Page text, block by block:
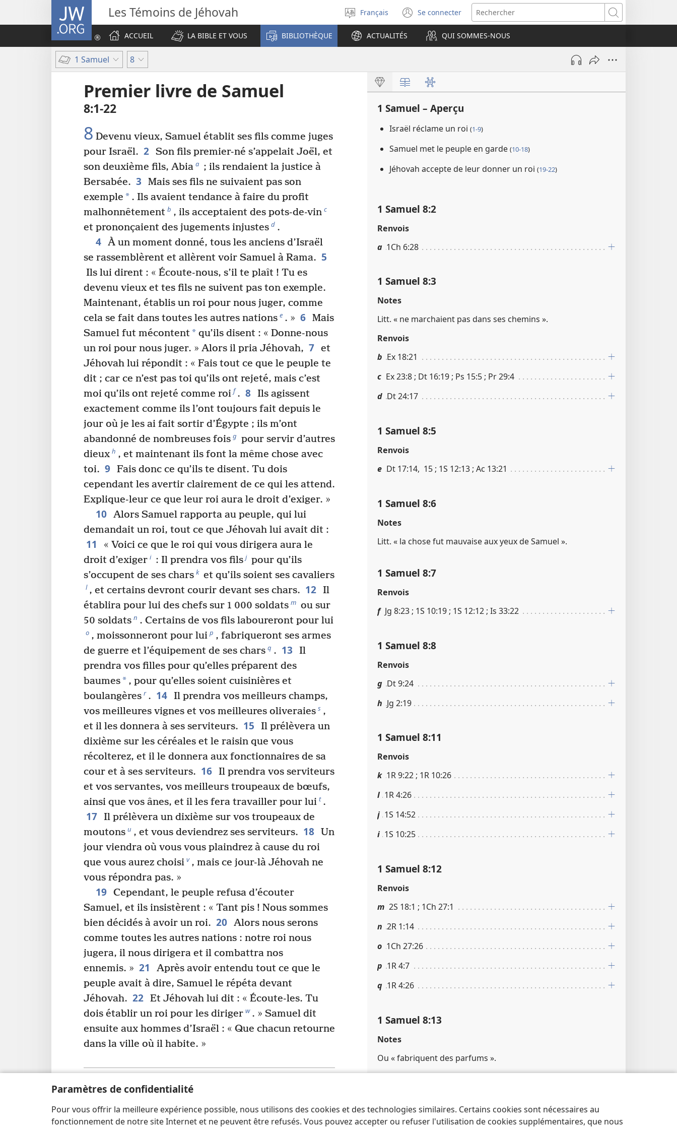
Paramètres de confidentialité
Pour vous offrir la meilleure expérience possible, nous utilisons des cookies et des technologies similaires. Certains cookies sont nécessaires au
fonctionnement de notre site Internet et ne peuvent être refusés. Vous pouvez accepter ou refuser l'utilisation de cookies supplémentaires, que nous
JW.ORG Les Témoins de Jéhovah
Sélectionner
la
langue
Français Se connecter
(ouvre
une
nouvelle
fenêtre)
Rechercher
ACCUEIL
LA BIBLE ET VOUS BIBLIOTHÈQUE ACTUALITÉS QUI SOMMES-NOUS
1 Samuel 8
Premier livre de Samuel
8​:​1-22
8 Devenu vieux, Samuel établit ses fils comme juges
pour Israël. 2 Son fils premier-né s’appelait Joël, et
son deuxième fils, Abia a ; ils rendaient la justice à
Bersabée. 3
Mais ses fils ne suivaient pas son
exemple * . Ils avaient tendance à faire du profit
malhonnêtement b , ils acceptaient des pots-de-vin c
et prononçaient des jugements injustes d .
4 À un moment donné, tous les anciens d’Israël
se rassemblèrent et allèrent voir Samuel à Rama. 5
Ils lui dirent : « Écoute-nous, s’il te plaît ! Tu es
devenu vieux et tes fils ne suivent pas ton exemple.
Maintenant, établis un roi pour nous juger, comme
cela se fait dans toutes les autres nations e . » 6 Mais
Samuel fut mécontent* qu’ils disent : « Donne-nous
un roi pour nous juger. » Alors il pria Jéhovah, 7 et
Jéhovah lui répondit : « Fais tout ce que le peuple te
dit ; car ce n’est pas toi qu’ils ont rejeté, mais c’est
moi qu’ils ont rejeté comme roi f . 8 Ils agissent
exactement comme ils l’ont toujours fait depuis le
jour où je les ai fait sortir d’Égypte ; ils m’ont
abandonné de nombreuses fois g pour servir d’autres
dieux h , et maintenant ils font la même chose avec
toi. 9 Fais donc ce qu’ils te disent. Tu dois
cependant les avertir clairement de ce qui les attend.
Explique-leur ce que leur roi aura le droit d’exiger. »
10 Alors Samuel rapporta au peuple, qui lui
demandait un roi, tout ce que Jéhovah lui avait dit :
11
« Voici ce que le roi qui vous dirigera aura le
droit d’exiger i : Il prendra vos fils j pour qu’ils
s’occupent de ses chars k et qu’ils soient ses cavaliers
l , et certains devront courir devant ses chars. 12 Il
établira pour lui des chefs sur 1 000 soldats m ou sur
50 soldats n . Certains de vos fils laboureront pour lui
o , moissonneront pour lui p , fabriqueront ses armes
de guerre et l’équipement de ses chars q . 13
Il
prendra vos filles pour qu’elles préparent des
baumes* , pour qu’elles soient cuisinières et
boulangères r . 14 Il prendra vos meilleurs champs,
vos meilleures vignes et vos meilleures oliveraies s ,
et il les donnera à ses serviteurs. 15
Il prélèvera un
dixième sur les céréales et le raisin que vous
récolterez, et il le donnera aux fonctionnaires de sa
cour et à ses serviteurs. 16 Il prendra vos serviteurs
et vos servantes, vos meilleurs troupeaux de bœufs,
ainsi que vos ânes, et il les fera travailler pour lui t .
17 Il prélèvera un dixième sur vos troupeaux de
moutons u , et vous deviendrez ses serviteurs. 18 Un
jour viendra où vous vous plaindrez à cause du roi
que vous aurez choisi v , mais ce jour-là Jéhovah ne
vous répondra pas. »
19 Cependant, le peuple refusa d’écouter
Samuel, et ils insistèrent : « Tant pis ! Nous sommes
bien décidés à avoir un roi. 20 Alors nous serons
comme toutes les autres nations : notre roi nous
jugera, il nous dirigera et il combattra nos
ennemis. » 21
Après avoir entendu tout ce que le
peuple avait à dire, Samuel le répéta devant
Jéhovah. 22 Et Jéhovah lui dit : « Écoute-les. Tu
dois établir un roi pour les diriger w . » Samuel dit
ensuite aux hommes d’Israël : « Que chacun retourne
dans la ville où il habite. »
Précédent
1 Samuel – Aperçu
Israël réclame un roi (1-9)
Samuel met le peuple en garde (10-18)
Jéhovah accepte de leur donner un roi (19-22)
1 Samuel 8​:​2
Renvois
a 1Ch 6​:​28
1 Samuel 8​:​3
Notes
Litt. « ne marchaient pas dans ses chemins ».
Renvois
b Ex 18​:​21
c Ex 23​:​8 ; Dt 16​:​19 ; Ps 15​:​5 ; Pr 29​:​4
d Dt 24​:​17
1 Samuel 8​:​5
Renvois
e Dt 17​:​14, 15 ; 1S 12​:​13 ; Ac 13​:​21
1 Samuel 8​:​6
Notes
Litt. « la chose fut mauvaise aux yeux de Samuel ».
1 Samuel 8​:​7
Renvois
f Jg 8​:​23 ; 1S 10​:​19 ; 1S 12​:​12 ; Is 33​:​22
1 Samuel 8​:​8
Renvois
g Dt 9​:​24
h Jg 2​:​19
1 Samuel 8​:​11
Renvois
k 1R 9​:​22 ; 1R 10​:​26
l 1R 4​:​26
j 1S 14​:​52
i 1S 10​:​25
1 Samuel 8​:​12
Renvois
m 2S 18​:​1 ; 1Ch 27​:​1
n 2R 1​:​14
o 1Ch 27​:​26
p 1R 4​:​7
q 1R 4​:​26
1 Samuel 8​:​13
Notes
Ou « fabriquent des parfums ».
Renvois